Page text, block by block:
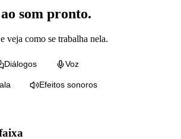
som pronto.
veja como se trabalha nela.
Diálogos Voz
Efeitos sonoros